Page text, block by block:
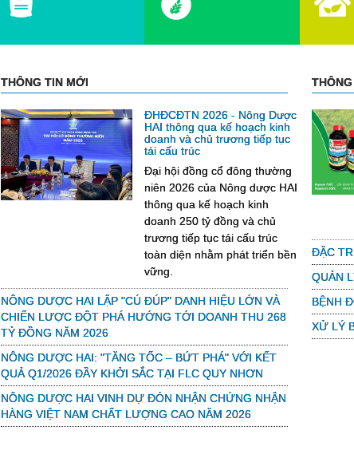
THÔNG TIN MỚI
ĐHĐCĐTN 2026 - Nông Dược
HAI thông qua kế hoạch kinh
doanh và chủ trương tiếp tục
tái cấu trúc
Đại hội đồng cổ đông thường
niên 2026 của Nông dược HAI
thông qua kế hoạch kinh
doanh 250 tỷ đồng và chủ
trương tiếp tục tái cấu trúc
toàn diện nhằm phát triển bền
vững.
NÔNG DƯỢC HAI LẬP "CÚ ĐÚP" DANH HIỆU LỚN VÀ
CHIẾN LƯỢC ĐỘT PHÁ HƯỚNG TỚI DOANH THU 268
TỶ ĐỒNG NĂM 2026
NÔNG DƯỢC HAI: "TĂNG TỐC – BỨT PHÁ" VỚI KẾT
QUẢ Q1/2026 ĐẦY KHỞI SẮC TẠI FLC QUY NHƠN
NÔNG DƯỢC HAI VINH DỰ ĐÓN NHẬN CHỨNG NHẬN
HÀNG VIỆT NAM CHẤT LƯỢNG CAO NĂM 2026
ĐẶC
QUẢN
BỆNH
XỬ LÝ